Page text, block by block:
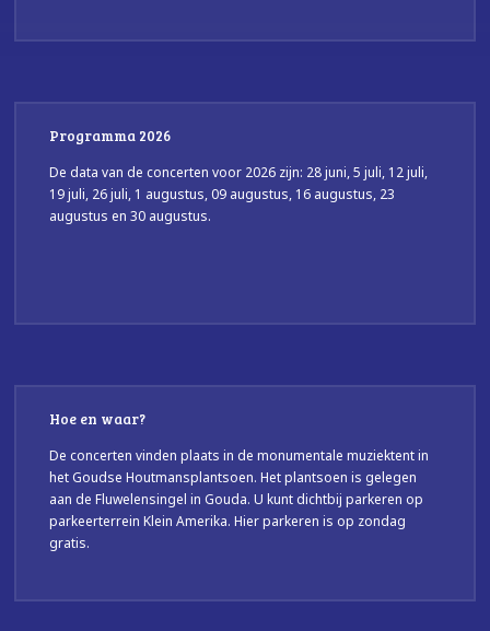
Programma 2026
De data van de concerten voor 2026 zijn: 28 juni, 5 juli, 12 juli,
19 juli, 26 juli, 1 augustus, 09 augustus, 16 augustus, 23
augustus en 30 augustus.
Hoe en waar?
De concerten vinden plaats in de monumentale muziektent in
het Goudse Houtmansplantsoen. Het plantsoen is gelegen
aan de Fluwelensingel in Gouda. U kunt dichtbij parkeren op
parkeerterrein Klein Amerika. Hier parkeren is op zondag
gratis.